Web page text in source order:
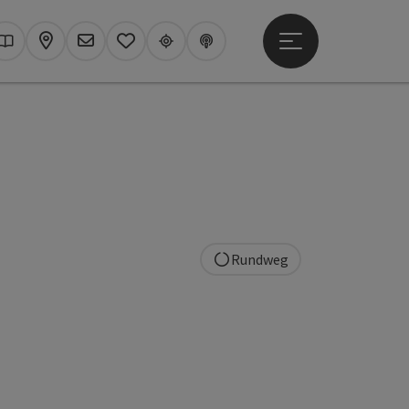
Kataloge
KarteNewsletter
MerkzettelUpperguide
Podcast
Hauptmenü öffnen
Rundweg